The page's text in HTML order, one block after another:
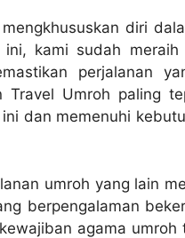
diri
kami sudah meraih
perjalanan
Umroh paling
dan memenuhi
umroh yang lain
berpengalaman
agama umroh